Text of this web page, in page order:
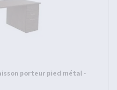
porteur pied métal -